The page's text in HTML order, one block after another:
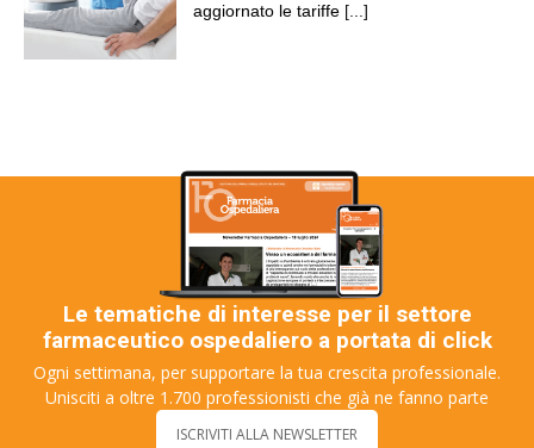
aggiornato le tariffe [...]
Le tematiche di interesse per il settore
farmaceutico ospedaliero a portata di click
Ogni settimana, per supportare la tua crescita professionale.
Unisciti a oltre 1.700 professionisti che già ne fanno parte
ISCRIVITI ALLA NEWSLETTER